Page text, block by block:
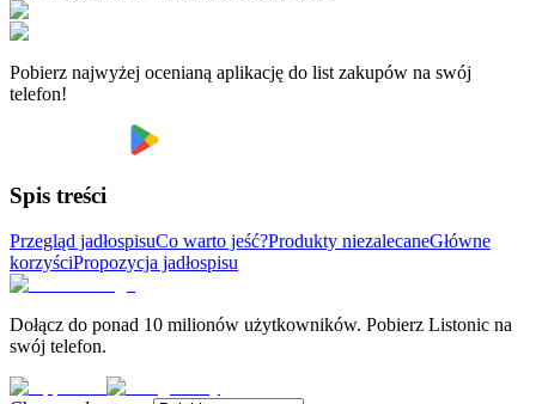
Pobierz najwyżej ocenianą aplikację do list zakupów na swój
telefon!
Spis treści
Przegląd jadłospisuCo warto jeść?Produkty niezalecaneGłówne
korzyściPropozycja jadłospisu
Dołącz do ponad 10 milionów użytkowników. Pobierz Listonic na
swój telefon.